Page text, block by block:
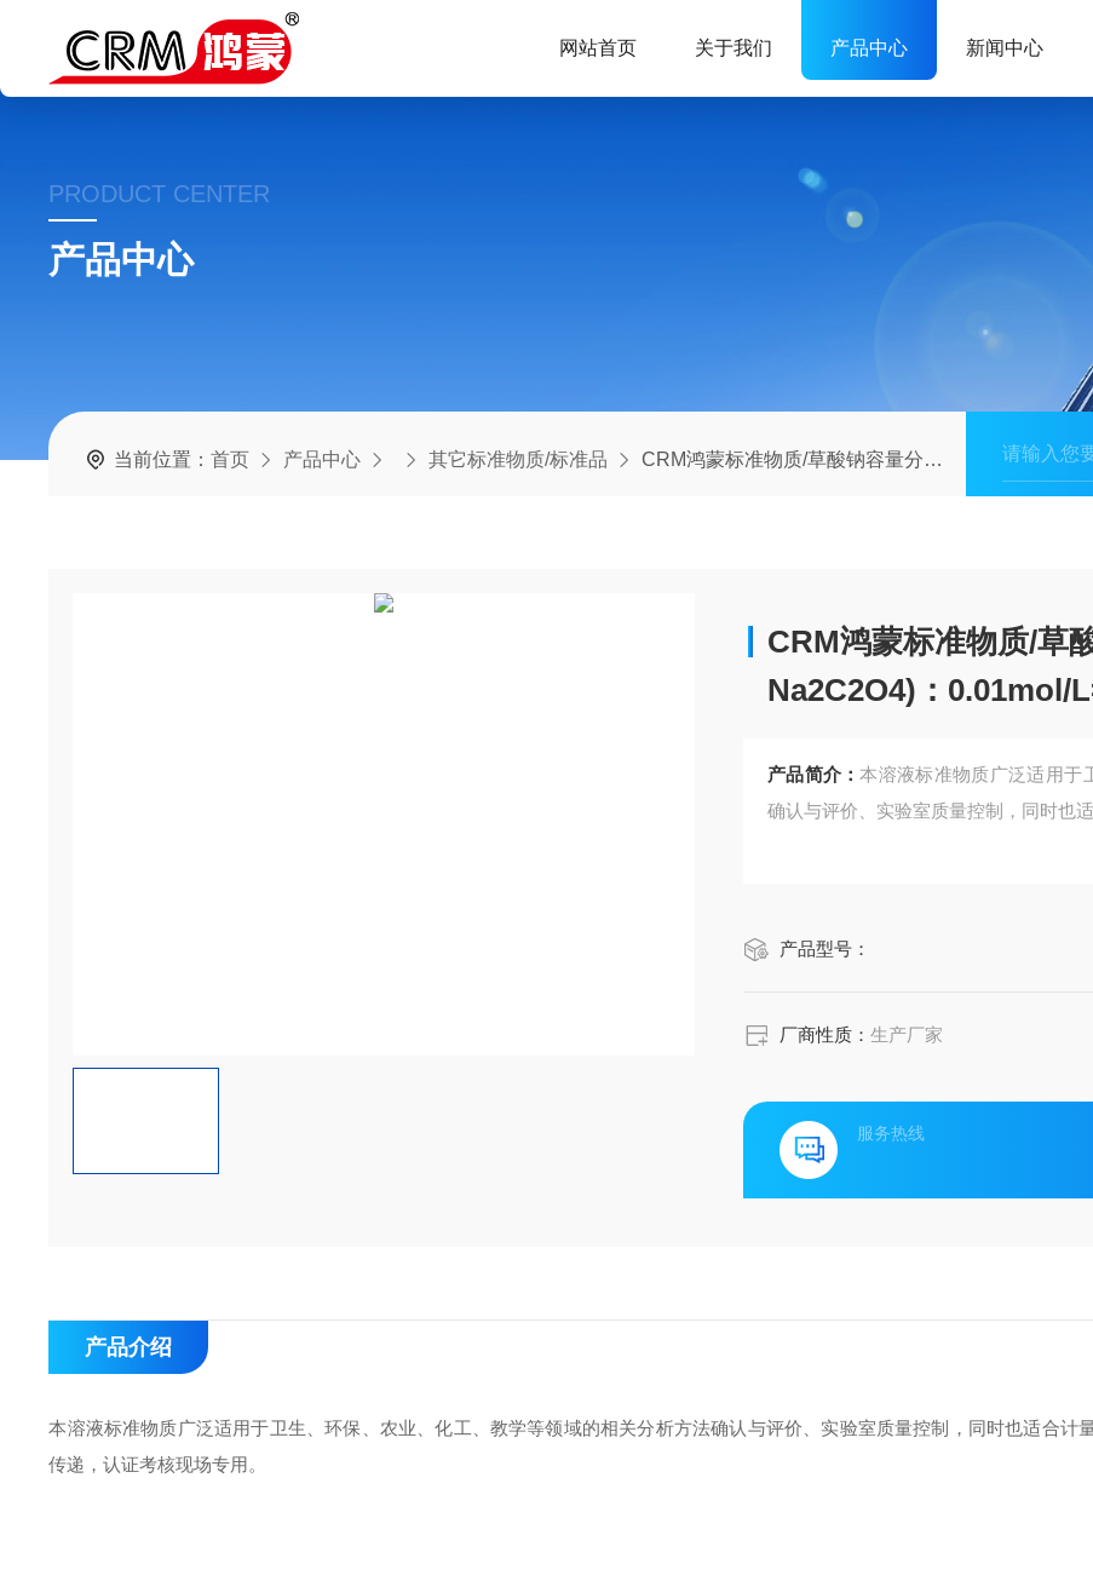
网站首页 关于我们 产品中心 新闻中心
PRODUCT CENTER
产品中心
当前位置：首页 产品中心 其它标准物质/标准品 CRM鸿蒙标准物质/草酸钠容量分析用溶液标准物质c(1/2Na2C2O4)：0.01mol/L=c(Na2C2O4)：0.005mol/L(药典浓度)45mL
CRM鸿蒙标准物质/草
Na2C2O4)：0.01mol/
产品简介：本溶液标准物质广泛适用于
确认与评价、实验室质量控制，同时也
产品型号：
厂商性质：生产厂家
服务热线
产品介绍
本溶液标准物质广泛适用于卫生、环保、农业、化工、教学等领域的相关分析方法确认与评价、实验室质量控制，同时也适合计
传递，认证考核现场专用。